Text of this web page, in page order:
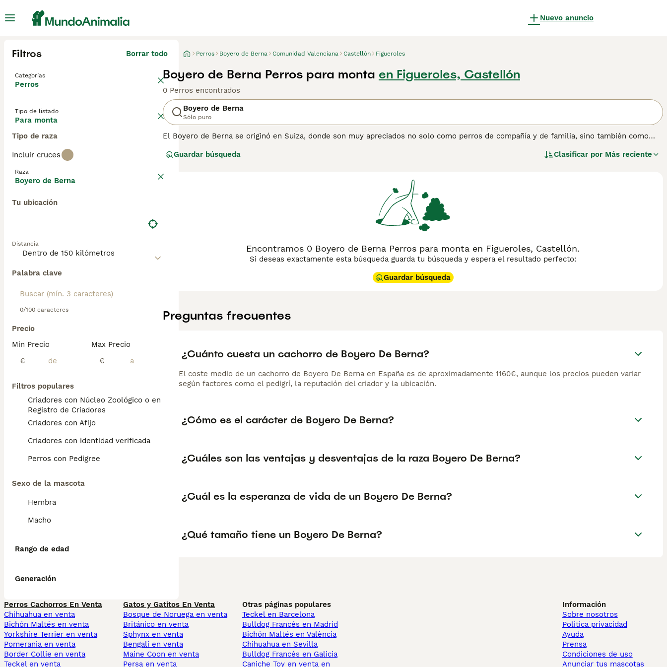
Nuevo anuncio
Filtros Borrar todo
Categorías
Perros
Tipo de listado
Para monta
Tipo de raza
Incluir cruces
Raza
Boyero de Berna
Tu ubicación
Distancia
Palabra clave
0/100 caracteres
Precio
Min Precio
€
Max Precio
€
Filtros populares
Criadores con Núcleo Zoológico o en el
Registro de Criadores
Criadores con Afijo
Criadores con identidad verificada
Perros con Pedigree
Sexo de la mascota
Hembra
Macho
Rango de edad
Generación
Perros Boyero de Berna Comunidad Valenciana Castellón Figueroles
Boyero de Berna Perros para monta en Figueroles, Castellón
0 Perros encontrados
Boyero de Berna
Sólo puro
El Boyero de Berna se originó en Suiza, donde son muy apreciados no solo como perros de compañía y de familia, sino también como
niños de todas las edades. El Boyero de Berna es leal y cariñoso por naturaleza y presume de ser uno de los perros más inteligentes del
tricolor, siendo esta una de sus características distintivas.
página de consejos de compra de Boyero de Bernapara obtener información sobre esta raza de perro.
Guardar búsqueda Clasificar por Más reciente
Encontramos 0 Boyero de Berna Perros para monta en Figueroles, Castellón.
Si deseas exactamente esta búsqueda guarda tu búsqueda y espera el resultado perfecto:
Guardar búsqueda
Preguntas frecuentes
¿Cuánto cuesta un cachorro de Boyero De Berna?
El coste medio de un cachorro de Boyero De Berna en España es de aproximadamente 1160€, aunque los precios pueden variar
según factores como el pedigrí, la reputación del criador y la ubicación.
¿Cómo es el carácter de Boyero De Berna?
¿Cuáles son las ventajas y desventajas de la raza Boyero De Berna?
¿Cuál es la esperanza de vida de un Boyero De Berna?
¿Qué tamaño tiene un Boyero De Berna?
Perros Cachorros En Venta
Chihuahua en venta
Bichón Maltés en venta
Yorkshire Terrier en venta
Pomerania en venta
Border Collie en venta
Teckel en venta
Gatos y Gatitos En Venta
Bosque de Noruega en venta
Británico en venta
Sphynx en venta
Bengalí en venta
Maine Coon en venta
Persa en venta
Otras páginas populares
Teckel en Barcelona
Bulldog Francés en Madrid
Bichón Maltés en València
Chihuahua en Sevilla
Bulldog Francés en Galicia
Caniche Toy en venta en
Información
Sobre nosotros
Politica privacidad
Ayuda
Prensa
Condiciones de uso
Anunciar tus mascotas